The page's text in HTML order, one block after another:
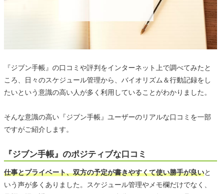
『ジブン手帳』の口コミや評判をインターネット上で調べてみたと
ころ、日々のスケジュール管理から、バイオリズム＆行動記録をし
たいという意識の高い人が多く利用していることがわかりました。
そんな意識の高い『ジブン手帳』ユーザーのリアルな口コミを一部
ですがご紹介します。
『ジブン手帳』のポジティブな口コミ
仕事とプライベート、双方の予定が書きやすくて使い勝手が良いと
いう声が多くありました。スケジュール管理やメモ欄だけでなく、